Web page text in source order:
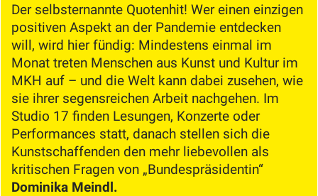
Der selbsternannte Quotenhit! Wer einen einzigen
positiven Aspekt an der Pandemie entdecken
will, wird hier fündig: Mindestens einmal im
Monat treten Menschen aus Kunst und Kultur im
MKH auf – und die Welt kann dabei zusehen, wie
sie ihrer segensreichen Arbeit nachgehen. Im
Studio 17 finden Lesungen, Konzerte oder
Performances statt, danach stellen sich die
Kunstschaffenden den mehr liebevollen als
kritischen Fragen von „Bundespräsidentin“
Dominika Meindl.